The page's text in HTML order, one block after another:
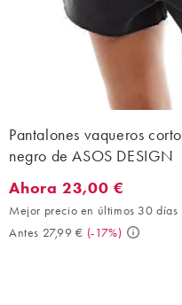
Pantalones vaqueros
negro de ASOS DESIGN
Ahora 23,00 €. Mejor
Ahora 23,00 €
Mejor precio en últimos 30
Antes 27,99 € (-17%)